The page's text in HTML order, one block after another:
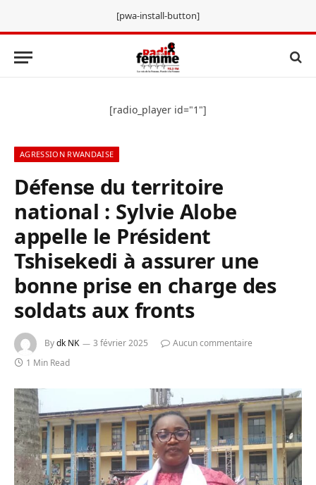
[pwa-install-button]
[radio_player id="1"]
AGRESSION RWANDAISE
Défense du territoire
national : Sylvie Alobe
appelle le Président
Tshisekedi à assurer une
bonne prise en charge des
soldats aux fronts
Bydk NK 3 février 2025
Aucun commentaire
1 Min Read